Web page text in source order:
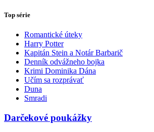
Top série
Romantické úteky
Harry Potter
Kapitán Stein a Notár Barbarič
Denník odvážneho bojka
Krimi Dominika Dána
Učím sa rozprávať
Duna
Smradi
Darčekové poukážky